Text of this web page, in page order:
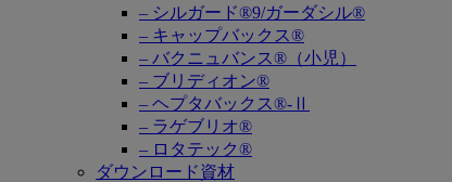
– シルガード®9/ガーダシル®
– キャップバックス®
– バクニュバンス®（小児）
– ブリディオン®
– ヘプタバックス®-Ⅱ
– ラゲブリオ®
– ロタテック®
ダウンロード資材